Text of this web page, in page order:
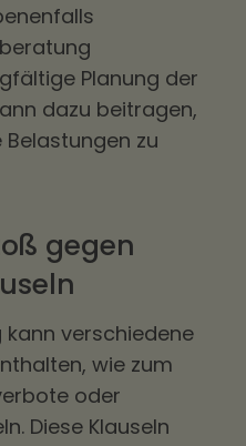
Planung der
dazu beitragen,
zu
gegen
verschiedene
wie zum
oder
Diese Klauseln